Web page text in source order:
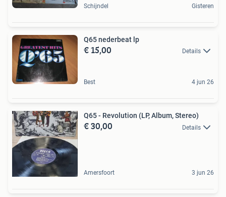
Schijndel Gisteren
Q65 nederbeat lp
€ 15,00 Details
Best 4 jun 26
Q65 - Revolution (LP, Album, Stereo)
€ 30,00 Details
Amersfoort 3 jun 26